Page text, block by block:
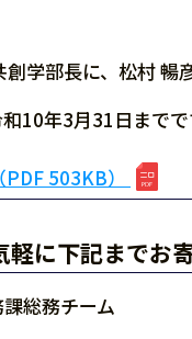
学部長に、松村 暢
10年3月31日までで
503KB）
に下記までお
総務チーム